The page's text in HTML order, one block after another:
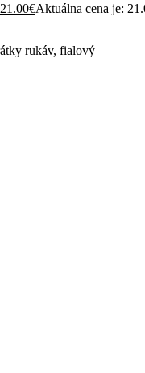
21.00€Aktuálna cena je: